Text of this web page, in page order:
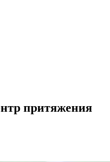
притяжения